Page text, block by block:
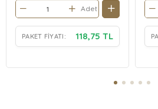
Adet
PAKET FIYATI: 118,75 TL